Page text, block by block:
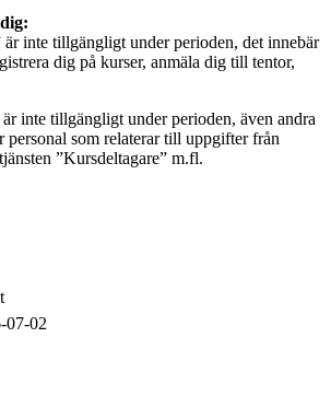
inte tillgängligt under perioden, det innebär
dig på kurser, anmäla dig till tentor,
är inte tillgängligt under perioden, även andra
personal som relaterar till uppgifter från
”Kursdeltagare” m.fl.
07-02